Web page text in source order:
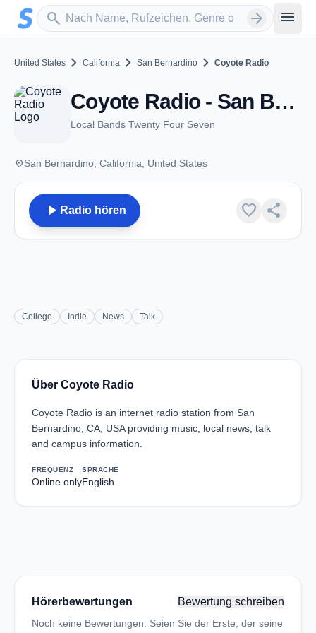
Zum Hauptinhalt springen
search
Sender suchen arrow_forward menu
United States chevron_right California chevron_right San Bernardino chevron_right Coyote Radio
Coyote Radio - San Bernardino, CA
Local Bands Twenty Four Seven
placeSan Bernardino, California, United States
play_arrow Radio hören favorite share
College Indie News Talk
Über Coyote Radio
Coyote Radio is an internet radio station from San
Bernardino, CA, USA providing music, local news, talk
and campus information.
FREQUENZ
Online only
SPRACHE
English
Hörerbewertungen Bewertung schreiben
Noch keine Bewertungen. Seien Sie der Erste, der seine